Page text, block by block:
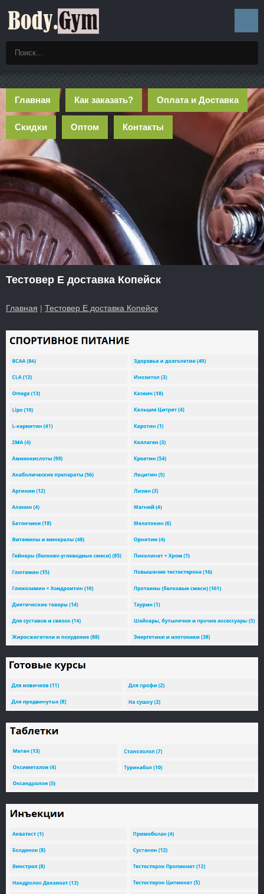
Главная Как заказать? Оплата и Доставка
Скидки Оптом Контакты
Тестовер Е доставка Копейск
Главная | Тестовер Е доставка Копейск